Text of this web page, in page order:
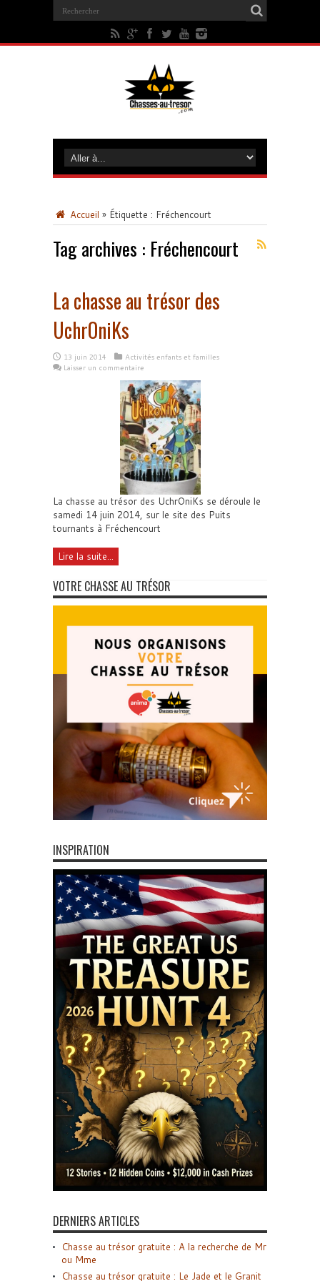
Accueil » Étiquette : Fréchencourt
Tag archives : Fréchencourt
La chasse au trésor des
UchrOniKs
13 juin 2014
Activités enfants et familles
Laisser un commentaire
La chasse au trésor des UchrOniKs se déroule le
samedi 14 juin 2014, sur le site des Puits
tournants à Fréchencourt
Lire la suite...
VOTRE CHASSE AU TRÉSOR
INSPIRATION
DERNIERS ARTICLES
Chasse au trésor gratuite : A la recherche de Mr
ou Mme
Chasse au trésor gratuite : Le Jade et le Granit